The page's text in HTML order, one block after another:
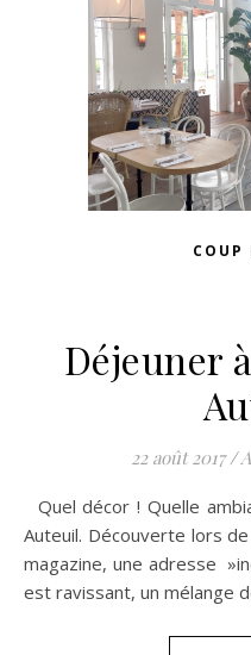
COUP
Déjeuner
22 août 2017 /
Quel décor ! Quelle ambiance ! Bienvenue à la brasserie
Auteuil. Découverte lors
magazine, une adresse
est ravissant, un mélange